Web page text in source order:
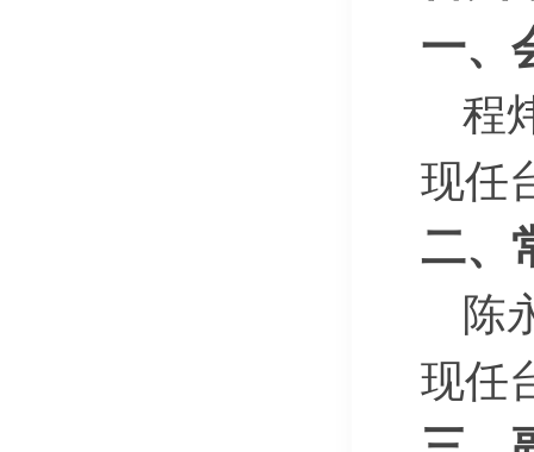
一、
程
现任
二、
陈
现任